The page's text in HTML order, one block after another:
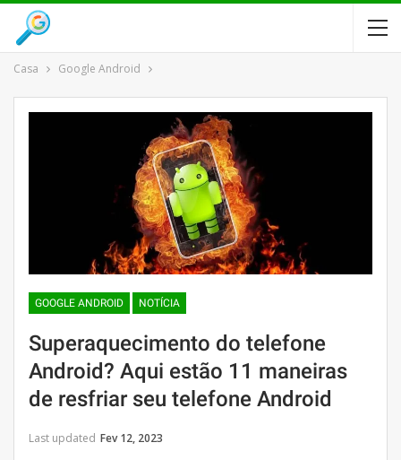
Casa Google Android
GOOGLE ANDROID NOTÍCIA
Superaquecimento do telefone
Android? Aqui estão 11 maneiras
de resfriar seu telefone Android
Last updated Fev 12, 2023